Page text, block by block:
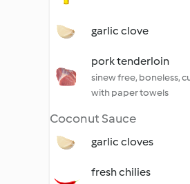
garlic clove
pork tenderloin
sinew free, boneless,
with paper towels
Coconut Sauce
garlic cloves
fresh chilies